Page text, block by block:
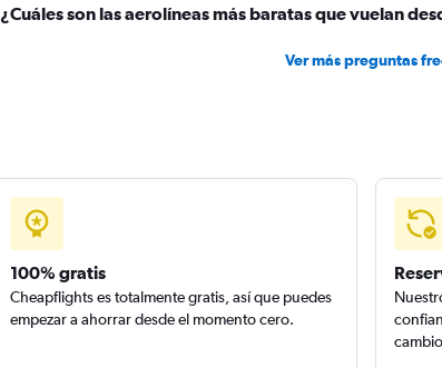
¿Cuáles son las aerolíneas más baratas que vuelan
Ver más preguntas
100% gratis
Cheapflights es totalmente gratis, así que puedes
empezar a ahorrar desde el momento cero.